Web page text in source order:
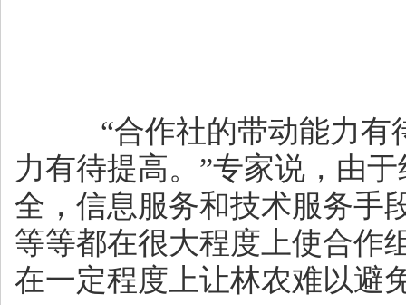
“合作社的带动能力有
力有待提高。”专家说，由
全，信息服务和技术服务手
等等都在很大程度上使合作
在一定程度上让林农难以避